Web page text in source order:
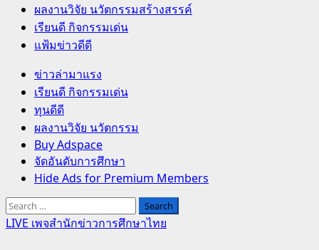
ผลงานวิจัย นวัตกรรมสร้างสรรค์
เรียนดี กิจกรรมเด่น
แฟ้มข่าวดีดี
Primary
Menu
ข่าวล่ามาแรง
เรียนดี กิจกรรมเด่น
ทุนดีดี
ผลงานวิจัย นวัตกรรม
Buy Adspace
จัดอันดับการศึกษา
Hide Ads for Premium Members
Search
for:
LIVE เพจสำนักข่าวการศึกษาไทย